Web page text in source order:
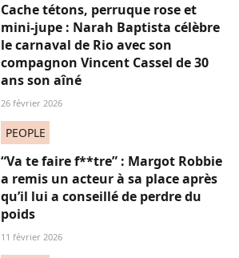
Cache tétons, perruque rose et
mini-jupe : Narah Baptista célèbre
le carnaval de Rio avec son
compagnon Vincent Cassel de 30
ans son aîné
26 février 2026
PEOPLE
“Va te faire f**tre” : Margot Robbie
a remis un acteur à sa place après
qu’il lui a conseillé de perdre du
poids
11 février 2026